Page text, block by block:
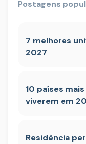
Postagens
7 melhores
2027
10 países
viverem em
Residência